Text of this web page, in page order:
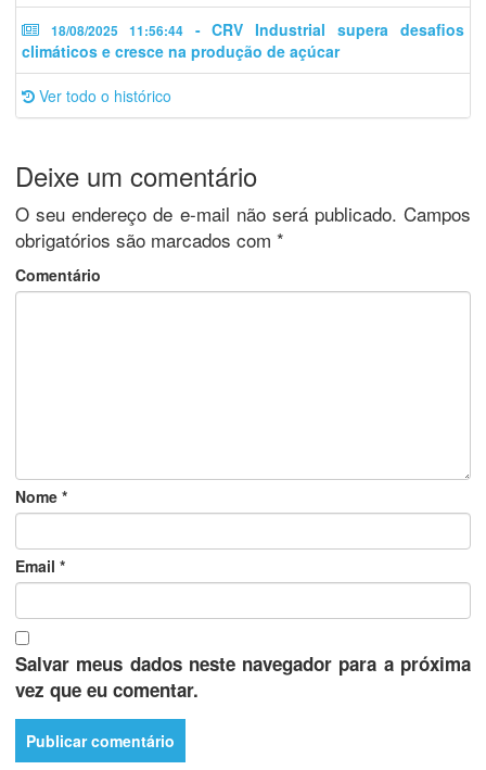
18/08/2025 11:56:44- CRV Industrial supera desafios
climáticos e cresce na produção de açúcar
Ver todo o histórico
Deixe um comentário
O seu endereço de e-mail não será publicado. Campos
obrigatórios são marcados com *
Comentário
Nome *
Email *
Salvar meus dados neste navegador para a próxima
vez que eu comentar.